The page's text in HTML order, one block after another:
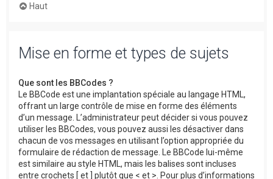
Haut
Mise en forme et types de sujets
Que sont les BBCodes ?
Le BBCode est une implantation spéciale au langage HTML,
offrant un large contrôle de mise en forme des éléments
d’un message. L’administrateur peut décider si vous pouvez
utiliser les BBCodes, vous pouvez aussi les désactiver dans
chacun de vos messages en utilisant l’option appropriée du
formulaire de rédaction de message. Le BBCode lui-même
est similaire au style HTML, mais les balises sont incluses
entre crochets [ et ] plutôt que < et >. Pour plus d’informations